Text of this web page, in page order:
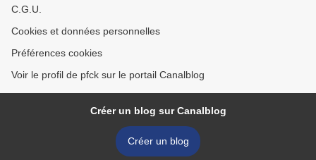
C.G.U.
Cookies et données personnelles
Préférences cookies
Voir le profil de pfck sur le portail Canalblog
Créer un blog sur Canalblog
Créer un blog